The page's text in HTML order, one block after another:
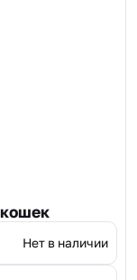
Нет в наличии